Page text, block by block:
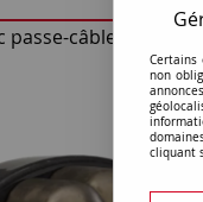
câbles
Certains
non
cliquant